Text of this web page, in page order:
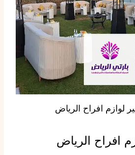
لوازم افراح الرياض
افراح الرياض